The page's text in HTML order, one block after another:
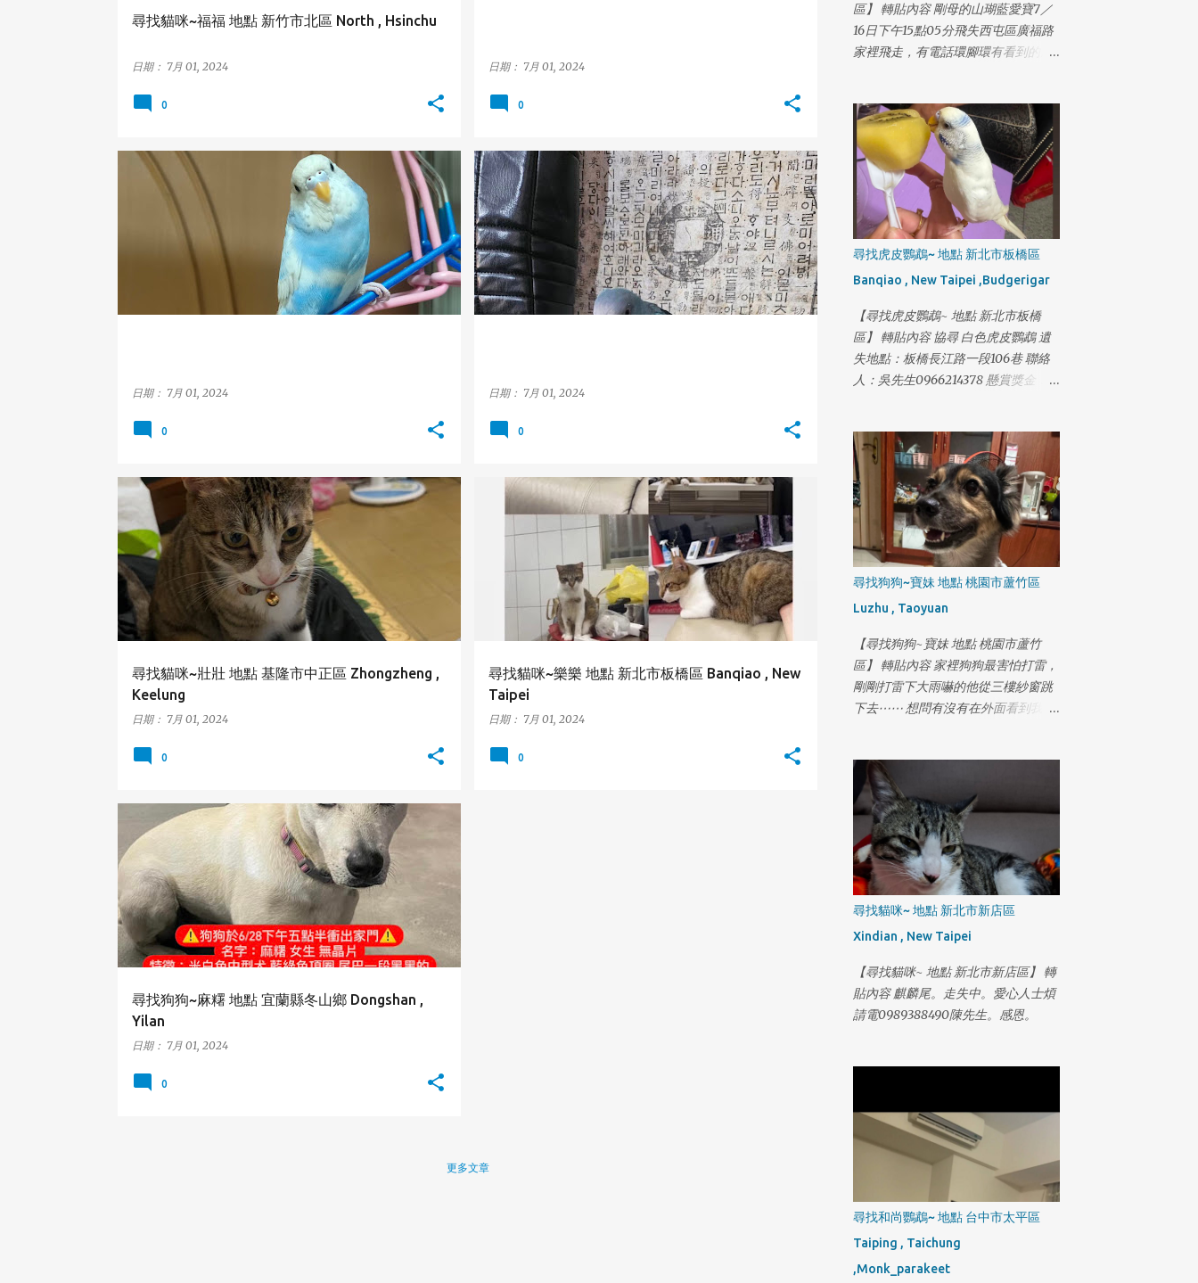
尋找貓咪~福福 地點 新竹市北區 North , Hsinchu
日期： 7月 01, 2024
0
日期： 7月 01, 2024
0
日期： 7月 01, 2024
虎皮鸚鵡 高雄市 BUDGERIGAR
KAOHSIUNG +
0
日期： 7月 01, 2024
和尚鸚鵡 新北市 新莊區 MONK_PARAKEET
NEW TAIPEI +
XINZHUANG
0
尋找貓咪~壯壯 地點 基隆市中正區 Zhongzheng ,
Keelung
日期： 7月 01, 2024
中正區 基隆市 貓咪 KEELUNG ZHONGZHENG
0
尋找貓咪~樂樂 地點 新北市板橋區 Banqiao , New
Taipei
日期： 7月 01, 2024
新北市 BANQIAO NEW TAIPEI
0
尋找狗狗~麻糬 地點 宜蘭縣冬山鄉 Dongshan ,
Yilan
日期： 7月 01, 2024
冬山鄉 DONGSHAN YILAN
0
更多文章
我必須搶這一段黃金時間 旺旺目前已
經4天沒吃沒喝了 外面又冷 旺旺 身上
還有一個傷口 必須每天擦藥好幾次 我
區】 轉貼內容 剛母的山瑚藍愛寶7／
16日下午15點05分飛失西屯區廣福路
家裡飛走，有電話環腳環有看到的麻
也不回來越飛越遠騎機車找了好幾圈
都喊不回來，找到者小小紅包答謝如
同我的小孩一樣
尋找虎皮鸚鵡~ 地點 新北市板橋區
Banqiao , New Taipei ,Budgerigar
【尋找虎皮鸚鵡~ 地點 新北市板橋
區】 轉貼內容 協尋 白色虎皮鸚鵡 遺
失地點：板橋長江路一段106巷 聯絡
人：吳先生0966214378 懸賞獎金：
尋找狗狗~寶妹 地點 桃園市蘆竹區
Luzhu , Taoyuan
【尋找狗狗~寶妹 地點 桃園市蘆竹
區】 轉貼內容 家裡狗狗最害怕打雷，
剛剛打雷下大雨嚇的他從三樓紗窗跳
下去⋯⋯ 想問有沒有在外面看到我們
怕人但不喜歡狗狗 有看到幫我打
0981818009許小姐萬分感謝😭😭
尋找貓咪~ 地點 新北市新店區
Xindian , New Taipei
【尋找貓咪~ 地點 新北市新店區】 轉
貼內容 麒麟尾。走失中。愛心人士煩
請電0989388490陳先生。感恩。
尋找和尚鸚鵡~ 地點 台中市太平區
Taiping , Taichung
,Monk_parakeet